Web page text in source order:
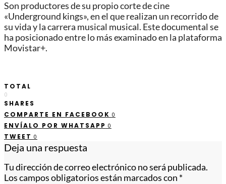
Son productores de su propio corte de cine
«Underground kings», en el que realizan un recorrido de
su vida y la carrera musical musical. Este documental se
ha posicionado entre lo más examinado en la plataforma
Movistar+.
TOTAL
0
SHARES
COMPARTE EN FACEBOOK 0
ENVÍALO POR WHATSAPP 0
TWEET 0
Deja una respuesta
Tu dirección de correo electrónico no será publicada.
Los campos obligatorios están marcados con *